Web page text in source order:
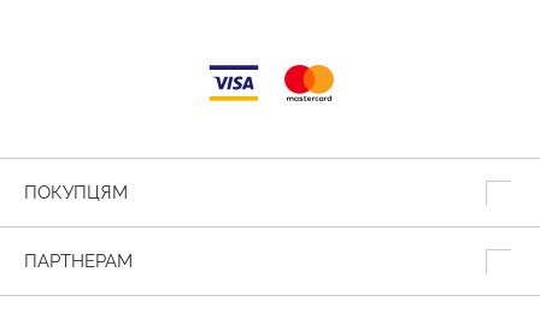
ПОКУПЦЯМ
ПАРТНЕРАМ